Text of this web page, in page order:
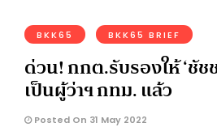
BKK65 BKK65 BRIEF
ด่วน! กกต.รับรองให้ ‘ชัช
เป็นผู้ว่าฯ กทม. แล้ว
Posted On 31 May 2022